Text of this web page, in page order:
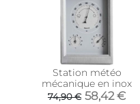
Station météo
mécanique en inox
74,90 € 58,42 €